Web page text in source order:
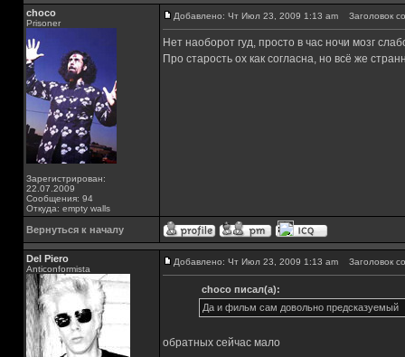
choco
Prisoner
Зарегистрирован:
22.07.2009
Сообщения: 94
Откуда: empty walls
Добавлено: Чт Июл 23, 2009 1:13 am Заголовок
Нет наоборот гуд, просто в час ночи мозг
Про старость ох как согласна, но всё же
Вернуться к началу
Del Piero
Аnticonformista
Добавлено: Чт Июл 23, 2009 1:13 am Заголовок
choco писал(а):
Да и фильм сам довольно предсказуемый
обратных сейчас мало